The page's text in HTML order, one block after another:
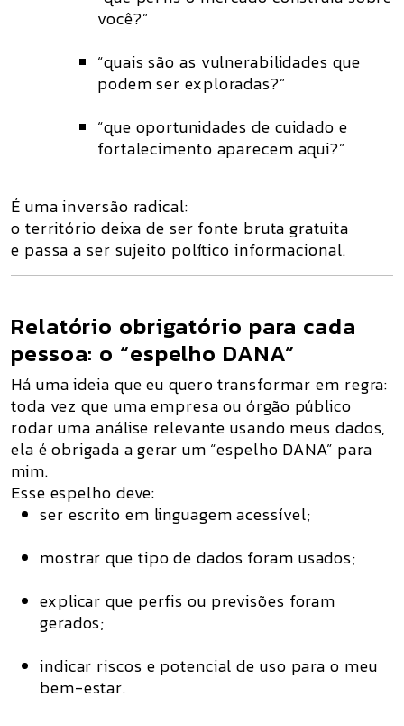
você?”
“quais são as vulnerabilidades que
podem ser exploradas?”
“que oportunidades de cuidado e
fortalecimento aparecem aqui?”
É uma inversão radical:
o território deixa de ser fonte bruta gratuita
e passa a ser sujeito político informacional.
Relatório obrigatório para cada
pessoa: o “espelho DANA”
Há uma ideia que eu quero transformar em regra:
toda vez que uma empresa ou órgão público
rodar uma análise relevante usando meus dados,
ela é obrigada a gerar um “espelho DANA” para
mim.
Esse espelho deve:
ser escrito em linguagem acessível;
mostrar que tipo de dados foram usados;
explicar que perfis ou previsões foram
gerados;
indicar riscos e potencial de uso para o meu
bem-estar.